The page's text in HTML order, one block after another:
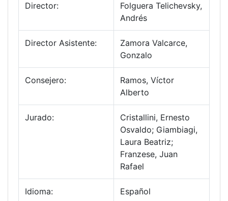
Director:
Folguera Telichevsky,
Andrés
Director Asistente:
Zamora Valcarce,
Gonzalo
Consejero:
Ramos, Víctor
Alberto
Jurado:
Cristallini, Ernesto
Osvaldo; Giambiagi,
Laura Beatriz;
Franzese, Juan
Rafael
Idioma: Español